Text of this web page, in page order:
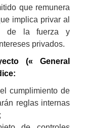
que remunera
implica privar al
de la fuerza y
privados.
(« General
cumplimiento de
reglas internas